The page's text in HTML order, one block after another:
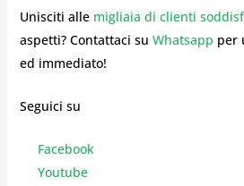
Unisciti alle migliaia di clienti
aspetti? Contattaci su Whatsapp per
ed immediato!
Seguici su
Facebook
Youtube